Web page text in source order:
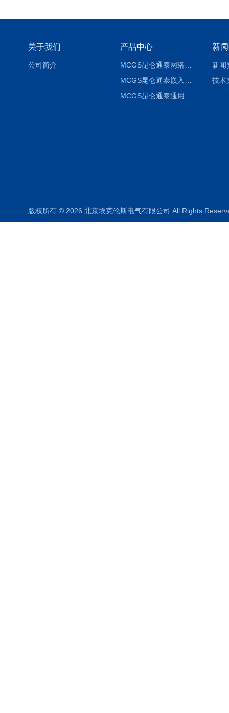
关于我们
公司简介
产品中心
MCGS昆仑通泰网络版组态软件报价
新
新闻
技术
版权所有 © 2026 北京埃克伦斯电气有限公司 All Rights